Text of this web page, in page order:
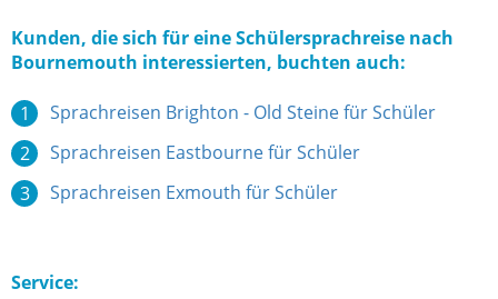
Kunden, die sich für eine Schülersprachreise nach
Bournemouth interessierten, buchten auch:
Sprachreisen Brighton - Old Steine für Schüler
Sprachreisen Eastbourne für Schüler
Sprachreisen Exmouth für Schüler
Service: